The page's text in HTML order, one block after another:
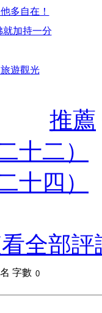
多自在！
加持一分
遊觀光
推薦
十二）
十四）
全部評
字數